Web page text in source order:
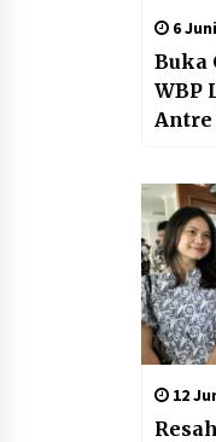
6
Buka
WBP
Antre
12